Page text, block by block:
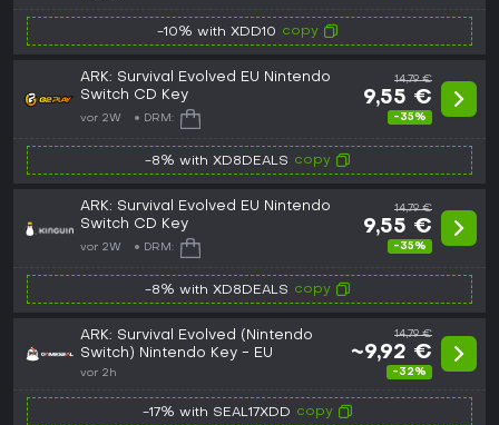
-10% with XDD10 copy
ARK: Survival Evolved EU Nintendo
Switch CD Key
vor 2W DRM:
14,79 €
9,55 €
-35%
-8% with XD8DEALS copy
ARK: Survival Evolved EU Nintendo
Switch CD Key
vor 2W DRM:
14,79 €
9,55 €
-35%
-8% with XD8DEALS copy
ARK: Survival Evolved (Nintendo
Switch) Nintendo Key - EU
vor 2h
14,79 €
~9,92 €
-32%
-17% with SEAL17XDD copy